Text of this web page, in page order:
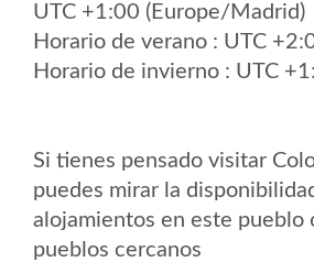
UTC +1:00 (Europe/Madrid)
Horario de verano : UTC
Horario de invierno : UTC
Si tienes pensado visitar
puedes mirar la
alojamientos en este pueblo
pueblos cercanos